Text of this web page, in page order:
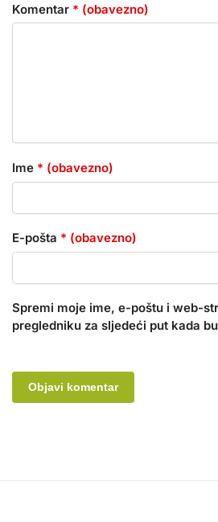
Komentar * (obavezno)
Ime * (obavezno)
E-pošta * (obavezno)
Spremi moje ime, e-poštu i web-
pregledniku za sljedeći put kada